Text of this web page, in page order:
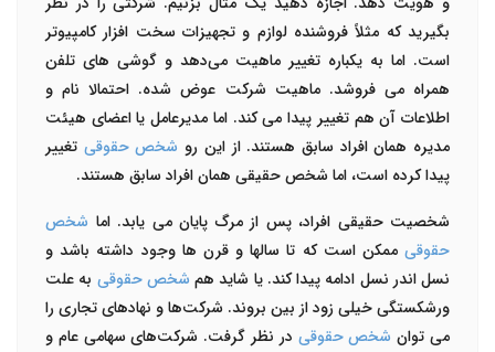
بگیرید که مثلاً فروشنده لوازم و تجهیزات سخت افزار کامپیوتر
است. اما به یکباره تغییر ماهیت می‌دهد و گوشی های تلفن
همراه می فروشد. ماهیت شرکت عوض شده. احتمالا نام و
اطلاعات آن هم تغییر پیدا می کند. اما مدیرعامل یا اعضای هیئت
مدیره همان افراد سابق هستند. از این رو شخص حقوقی تغییر
پیدا کرده است، اما شخص حقیقی همان افراد سابق هستند.
شخصیت حقیقی افراد، پس از مرگ پایان می یابد. اما شخص
حقوقی ممکن است که تا سالها و قرن ها وجود داشته باشد و
نسل اندر نسل ادامه پیدا کند. یا شاید هم شخص حقوقی به علت
ورشکستگی خیلی زود از بین بروند. شرکت‌ها و نهادهای تجاری را
می توان شخص حقوقی در نظر گرفت. شرکت‌های سهامی عام و